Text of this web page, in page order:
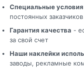
Специальные условия
постоянных заказчиков
Гарантия качества -
за свой счет
Наши наклейки
заводы, рекламные